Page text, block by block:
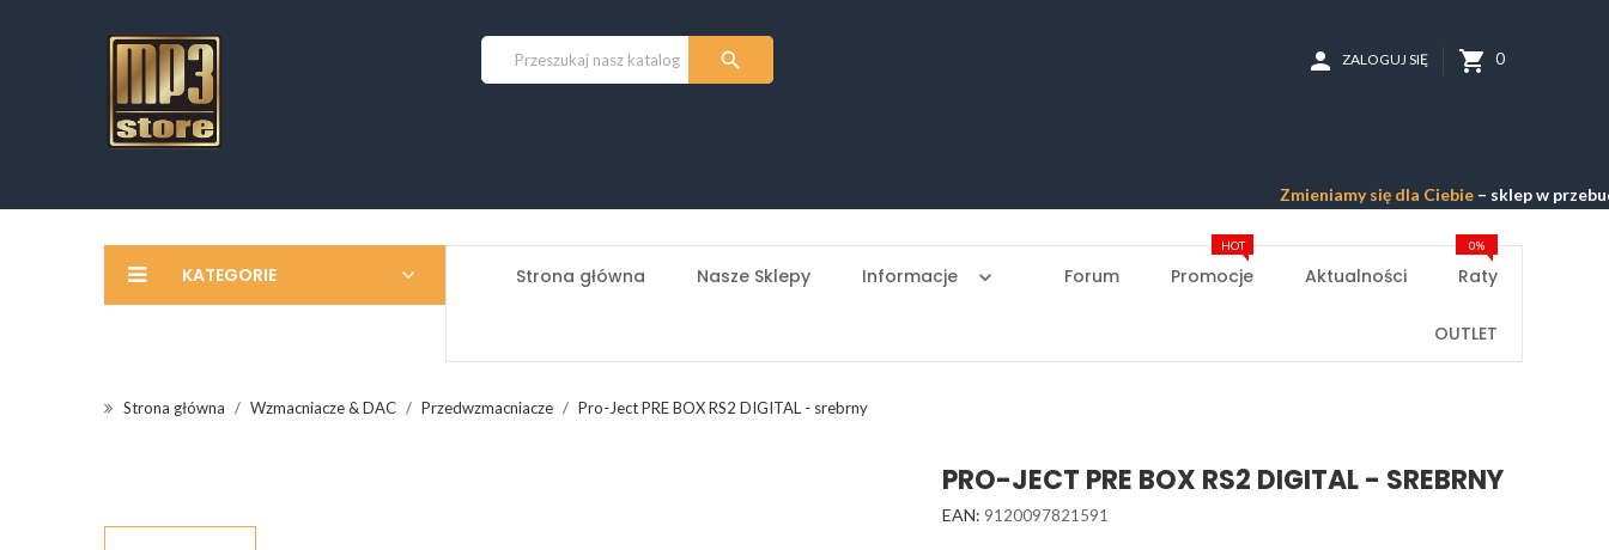
 shopping_cart 0
person ZALOGUJ SIĘ
Zmieniamy się dla Ciebie– sklep w przebudowie –
KATEGORIE Strona główna Nasze Sklepy Informacje keyboard_arrow_down Forum Promocje
HOT
Aktualności Raty
0%
OUTLET
Strona główna Wzmacniacze & DAC Przedwzmacniacze Pro-Ject PRE BOX RS2 DIGITAL - srebrny
PRO-JECT PRE BOX RS2 DIGITAL - SREBRNY
EAN: 9120097821591